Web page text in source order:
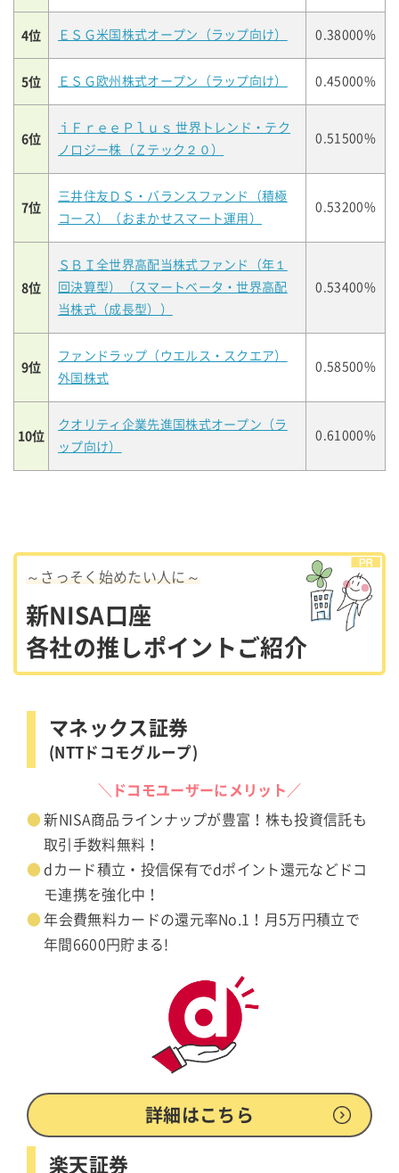
4位 ＥＳＧ米国株式オープン（ラップ向け） 0.38000%
5位 ＥＳＧ欧州株式オープン（ラップ向け） 0.45000%
6位
ｉＦｒｅｅＰｌｕｓ 世界トレンド・テク
ノロジー株（Ｚテック２０）
0.51500%
7位
三井住友ＤＳ・バランスファンド（積極
コース）（おまかせスマート運用）
0.53200%
8位
ＳＢＩ全世界高配当株式ファンド（年１
回決算型）（スマートベータ・世界高配
当株式（成長型））
0.53400%
9位
ファンドラップ（ウエルス・スクエア）
外国株式
0.58500%
10位
クオリティ企業先進国株式オープン（ラ
ップ向け）
0.61000%
～さっそく始めたい人に～
新NISA口座
各社の推しポイントご紹介
マネックス証券
(NTTドコモグループ)
＼ドコモユーザーにメリット／
新NISA商品ラインナップが豊富！株も投資信託も
取引手数料無料！
dカード積立・投信保有でdポイント還元などドコ
モ連携を強化中！
年会費無料カードの還元率No.1！月5万円積立で
年間6600円貯まる!
詳細はこちら
楽天証券